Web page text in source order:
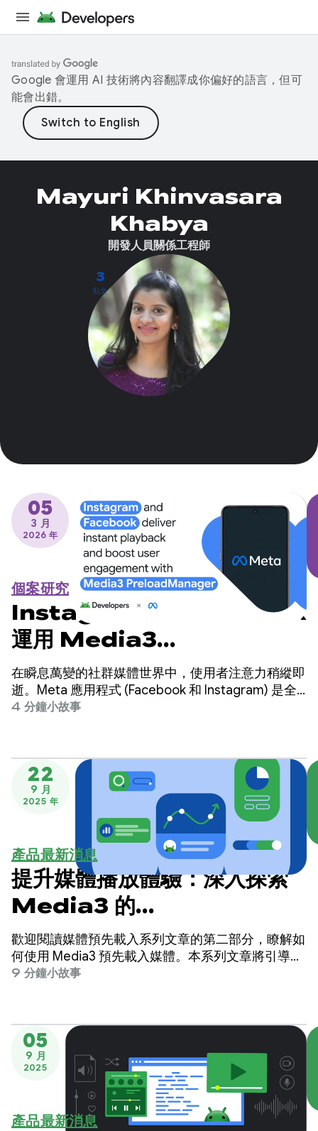
Google 會運用 AI 技術將內容翻譯成你偏好的語言，但可
能會出錯。
3
貼文
Mayuri Khinvasara
Khabya
開發人員關係工程師
05
3 月
2026 年
個案研究
Instagram 和 Facebook
運用 Media3
PreloadManager 提供即
時播放功能，提升使用者參與
度
在瞬息萬變的社群媒體世界中，使用者注意力稍縱即
逝。Meta 應用程式 (Facebook 和 Instagram) 是全
球最大的社群平台之一，為全球數十億使用者提供服
4 分鐘小故事
22
9 月
2025 年
產品最新消息
提升媒體播放體驗：深入探索
Media3 的
PreloadManager - 第 2
部分
歡迎閱讀媒體預先載入系列文章的第二部分，瞭解如
何使用 Media3 預先載入媒體。本系列文章將引導您
逐步瞭解，如何在 Android 應用程式中建構高回應速
9 分鐘小故事
05
9 月
2025
產品最新消息